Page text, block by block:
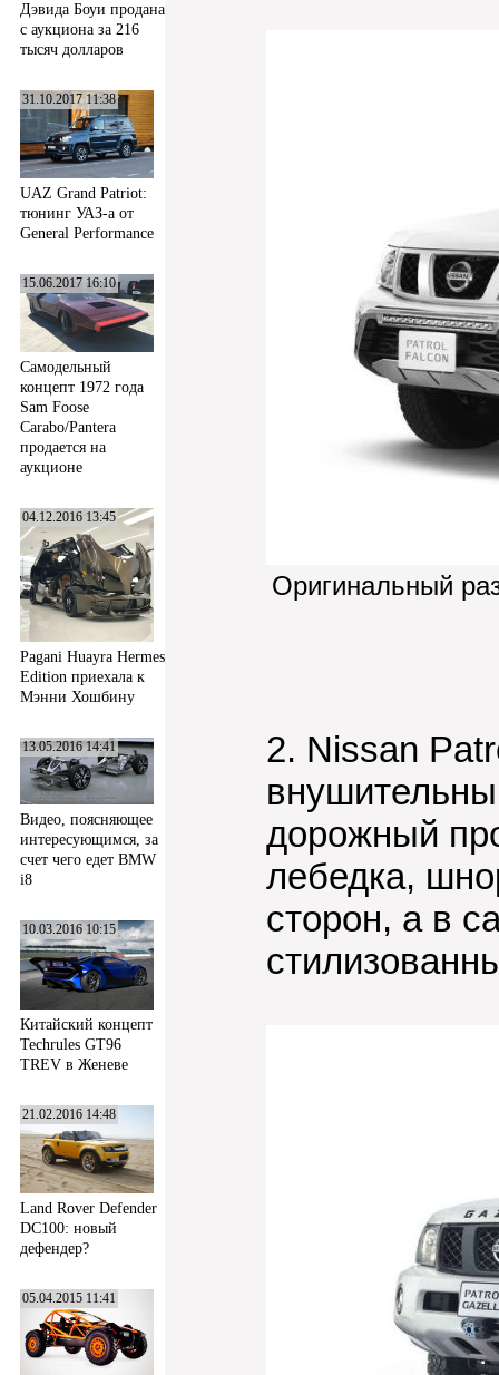
Дэвида Боуи продана
с аукциона за 216
тысяч долларов
31.10.2017 11:38
UAZ Grand Patriot:
тюнинг УАЗ-а от
General Performance
15.06.2017 16:10
Самодельный
концепт 1972 года
Sam Foose
Carabo/Pantera
продается на
аукционе
04.12.2016 13:45
Pagani Huayra Hermes
Edition приехала к
Мэнни Хошбину
13.05.2016 14:41
Видео, поясняющее
интересующимся, за
счет чего едет BMW
i8
10.03.2016 10:15
Китайский концепт
Techrules GT96
TREV в Женеве
21.02.2016 14:48
Land Rover Defender
DC100: новый
дефендер?
05.04.2015 11:41
Оригинальный
2. Nissan
дорожный
лебедка,
сторон, а в